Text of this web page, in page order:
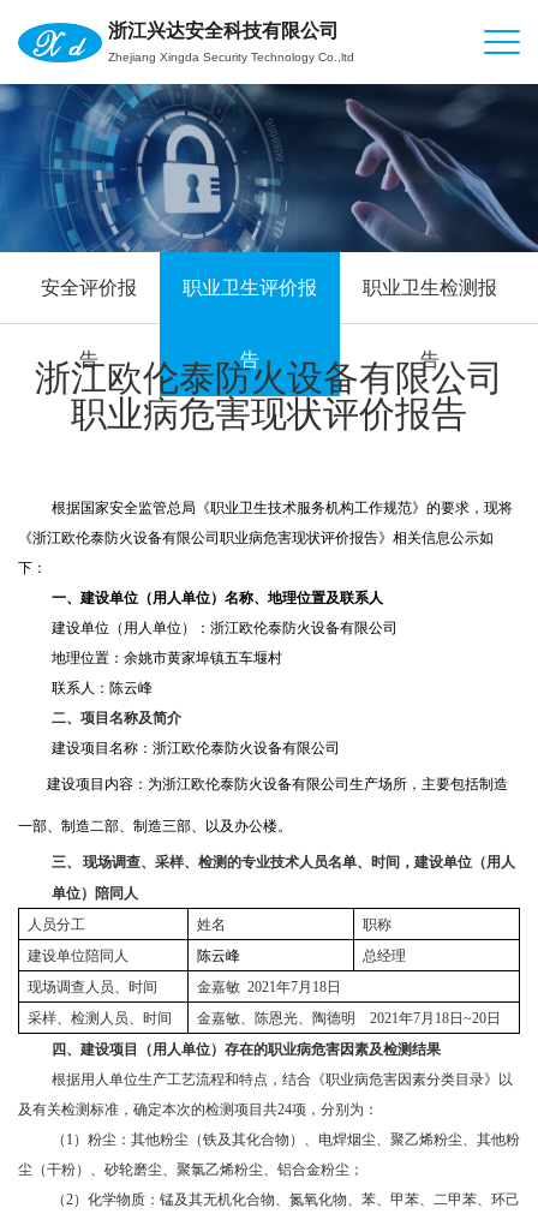
浙江兴达安全科技有限公司
Zhejiang Xingda Security Technology Co.,ltd
安全评价报
告
职业卫生评价报
告
职业卫生检测报
告
浙江欧伦泰防火设备有限公司
职业病危害现状评价报告
根据国家安全监管总局《职业卫生技术服务机构工作规范》的要求，现将
《浙江欧伦泰防火设备有限公司职业病危害现状评价报告》相关信息公示如
下：
一、 建设单位（用人单位）名称、地理位置及联系人
建设单位（用人单位）：浙江欧伦泰防火设备有限公司
地理位置：余姚市黄家埠镇五车堰村
联系人：陈云峰
二、 项目名称及简介
建设项目名称：浙江欧伦泰防火设备有限公司
建设项目内容：为浙江欧伦泰防火设备有限公司生产场所，主要包括制造
一部、制造二部、制造三部、以及办公楼。
三、
现场调查、采样、检测的专业技术人员名单、时间，建设单位（用人
单位）陪同人
人员分工
姓名
职称
建设单位陪同人
陈云峰
总经理
现场调查人员、时间
金嘉敏 2021年7月18日
采样、检测人员、时间
金嘉敏、陈恩光、陶德明 2021年7月18日~20日
四、 建设项目（用人单位）存在的职业病危害因素及检测结果
根据用人单位生产工艺流程和特点，结合《职业病危害因素分类目录》以
及有关检测标准，确定本次的检测项目共24项，分别为：
（1）粉尘：其他粉尘（铁及其化合物）、电焊烟尘、聚乙烯粉尘、其他粉
尘（干粉）、砂轮磨尘、聚氯乙烯粉尘、铝合金粉尘；
（2）化学物质：锰及其无机化合物、氮氧化物、苯、甲苯、二甲苯、环己